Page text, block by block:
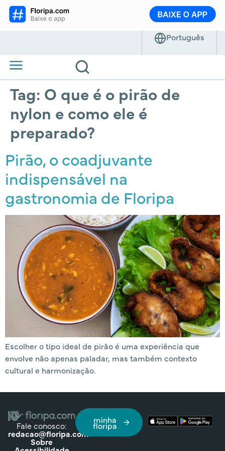
Tag: O que é o pirão de
nylon e como ele é
preparado?
Pirão, o coadjuvante
indispensável na
gastronomia de Floripa
Escolher o tipo ideal de pirão é uma experiência que
envolve não apenas paladar, mas também contexto
cultural e harmonização.
Fale conosco:
redacao@floripa.com
Sobre
minha
floripa